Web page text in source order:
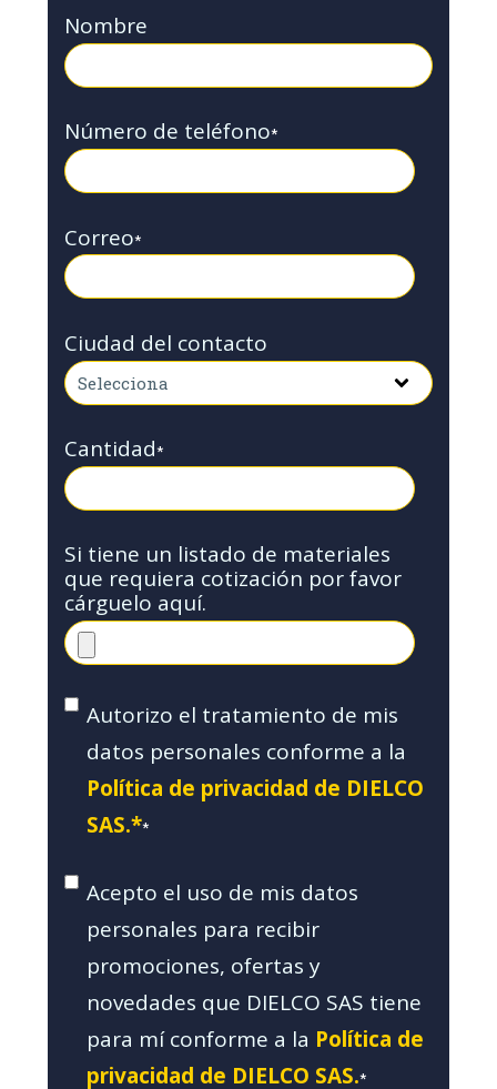
Nombre
Número de teléfono*
Correo*
Ciudad del contacto
Cantidad*
Si tiene un listado de materiales
que requiera cotización por favor
cárguelo aquí.
Autorizo el tratamiento de mis
datos personales conforme a la
Política de privacidad de DIELCO
SAS.**
Acepto el uso de mis datos
personales para recibir
promociones, ofertas y
novedades que DIELCO SAS tiene
para mí conforme a la Política de
privacidad de DIELCO SAS.*